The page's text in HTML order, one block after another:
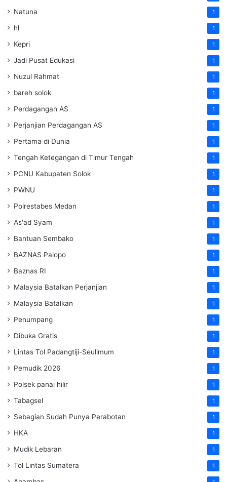
Natuna 1
hl 1
Kepri 1
Jadi Pusat Edukasi 1
Nuzul Rahmat 1
bareh solok 1
Perdagangan AS 1
Perjanjian Perdagangan AS 1
Pertama di Dunia 1
Tengah Ketegangan di Timur Tengah 1
PCNU Kabupaten Solok 1
PWNU 1
Polrestabes Medan 1
As'ad Syam 1
Bantuan Sembako 1
BAZNAS Palopo 1
Baznas RI 1
Malaysia Batalkan Perjanjian 1
Malaysia Batalkan 1
Penumpang 1
Dibuka Gratis 1
Lintas Tol Padangtiji-Seulimum 1
Pemudik 2026 1
Polsek panai hilir 1
Tabagsel 1
Sebagian Sudah Punya Perabotan 1
HKA 1
Mudik Lebaran 1
Tol Lintas Sumatera 1